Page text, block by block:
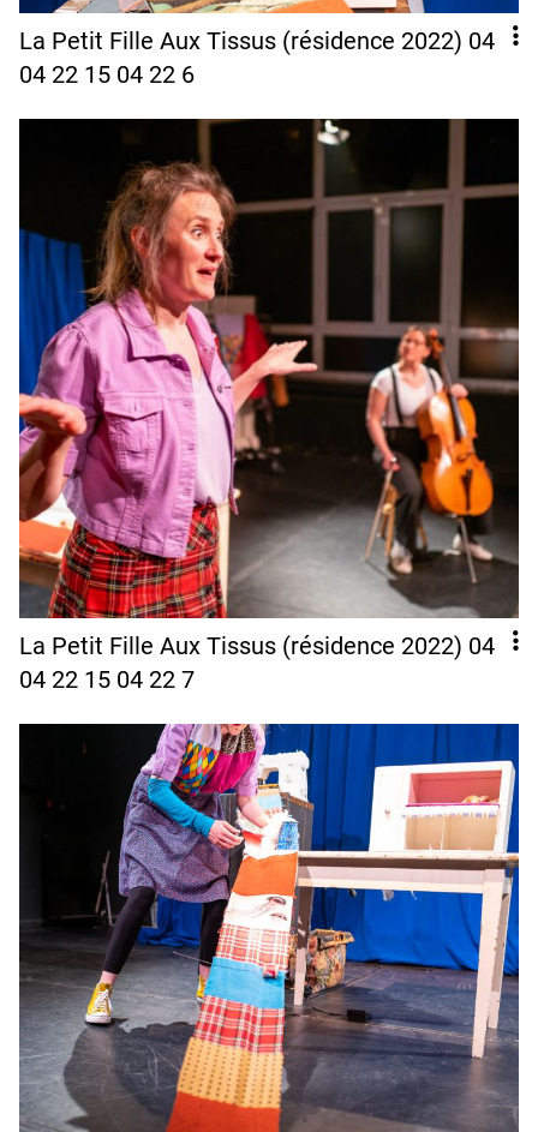
La Petit Fille Aux Tissus (résidence 2022) 04
04 22 15 04 22 6
La Petit Fille Aux Tissus (résidence 2022) 04
04 22 15 04 22 7